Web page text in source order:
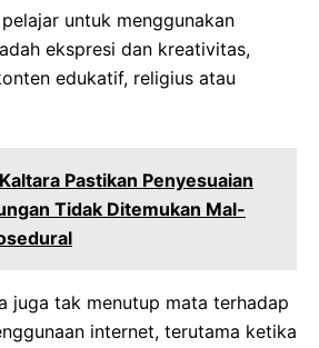
untuk menggunakan
ekspresi dan kreativitas,
edukatif, religius atau
Pastikan Penyesuaian
Tidak Ditemukan Mal-
juga tak menutup mata terhadap
internet, terutama ketika